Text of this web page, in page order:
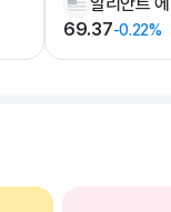
69.37-0.22%